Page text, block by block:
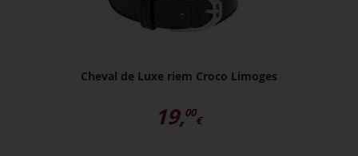
Cheval de Luxe riem Croco Limoges
19,00
€